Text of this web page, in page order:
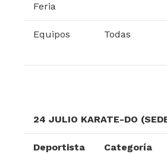
Feria
Equipos Todas
24 JULIO KARATE-DO
Deportista Categoría